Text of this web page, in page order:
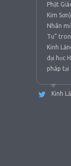
Kinh
Phật
Kim
Nhân
Tu”
Kinh
đại học
pháp tại